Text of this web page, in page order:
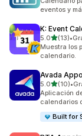
eventos y
K: Event
5.0de 5(13)
13 reseñas
•
Muestra los
calendario.
Avada
5.0de 5(10)
10 reseñas
•
Aplicación
calendarios
Built for